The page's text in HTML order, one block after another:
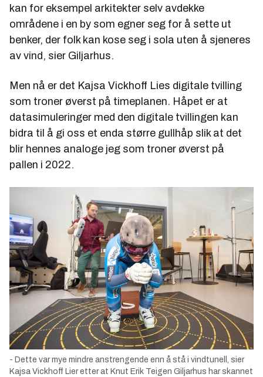
kan for eksempel arkitekter selv avdekke
områdene i en by som egner seg for å sette ut
benker, der folk kan kose seg i sola uten å sjeneres
av vind, sier Giljarhus.
Men nå er det Kajsa Vickhoff Lies digitale tvilling
som troner øverst på timeplanen. Håpet er at
datasimuleringer med den digitale tvillingen kan
bidra til å gi oss et enda større gullhåp slik at det
blir hennes analoge jeg som troner øverst på
pallen i 2022.
- Dette var mye mindre anstrengende enn å stå i vindtunell, sier
Kajsa Vickhoff Lier etter at Knut Erik Teigen Giljarhus har skannet